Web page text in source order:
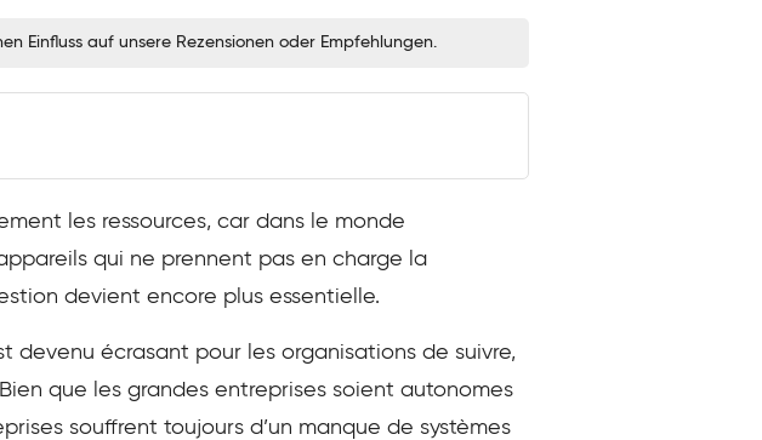
Einfluss auf unsere Rezensionen oder Empfehlungen.
les ressources, car dans le monde
qui ne prennent pas en charge la
devient encore plus essentielle.
devenu écrasant pour les organisations de suivre,
que les grandes entreprises soient autonomes
souffrent toujours d’un manque de systèmes